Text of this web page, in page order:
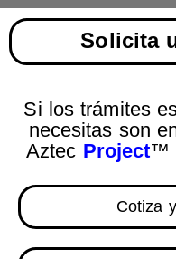
Solicita
Si los trámites
necesitas son
Aztec Project™
Cotiza